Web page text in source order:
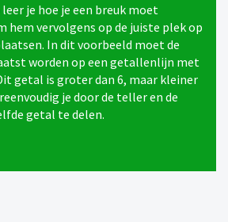
je hoe je een breuk moet
hem vervolgens op de juiste plek op
In dit voorbeeld moet de
worden op een getallenlijn met
getal is groter dan 6, maar kleiner
je door de teller en de
getal te delen.